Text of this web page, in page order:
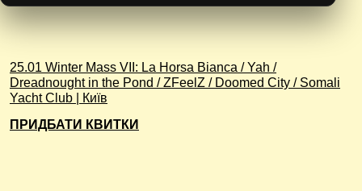
25.01 Winter Mass VII: La Horsa Bianca / Yah /
Dreadnought in the Pond / ZFeelZ / Doomed City / Somali
Yacht Club | Київ
ПРИДБАТИ КВИТКИ